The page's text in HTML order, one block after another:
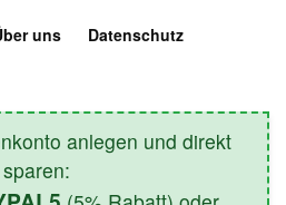
uns Datenschutz
anlegen und direkt
sparen: